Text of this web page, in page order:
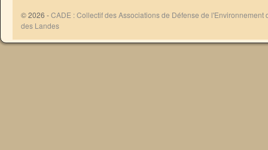
© 2026 -CADE : Collectif des Associations de Défense de l'Environnement
des Landes